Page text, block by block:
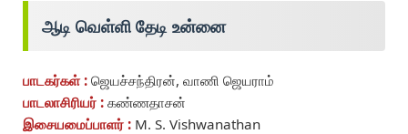
ஆடி வெள்ளி தேடி உன்னை
பாடகர்கள் : ஜெயச்சந்திரன், வாணி ஜெயராம்
பாடலாசிரியர் : கண்ணதாசன்
இசையமைப்பாளர் : M. S. Vishwanathan